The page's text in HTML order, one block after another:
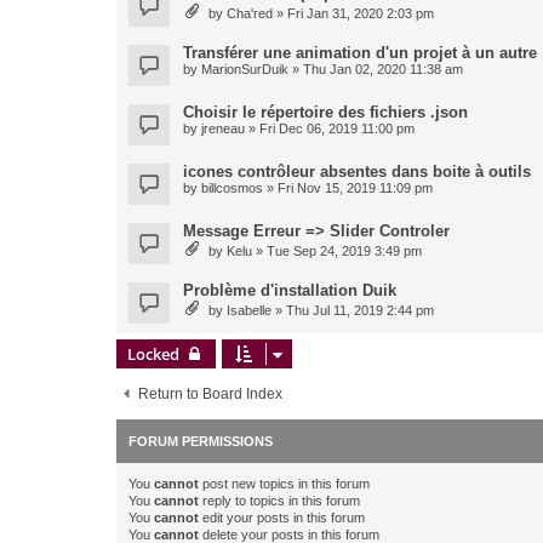
by Cha'red » Fri Jan 31, 2020 2:03 pm
Transférer une animation d'un projet à un autre
by MarionSurDuik » Thu Jan 02, 2020 11:38 am
Choisir le répertoire des fichiers .json
by jreneau » Fri Dec 06, 2019 11:00 pm
icones contrôleur absentes dans boite à outils
by billcosmos » Fri Nov 15, 2019 11:09 pm
Message Erreur => Slider Controler
by Kelu » Tue Sep 24, 2019 3:49 pm
Problème d'installation Duik
by Isabelle » Thu Jul 11, 2019 2:44 pm
Locked
Return to Board Index
FORUM PERMISSIONS
You cannot post new topics in this forum
You cannot reply to topics in this forum
You cannot edit your posts in this forum
You cannot delete your posts in this forum